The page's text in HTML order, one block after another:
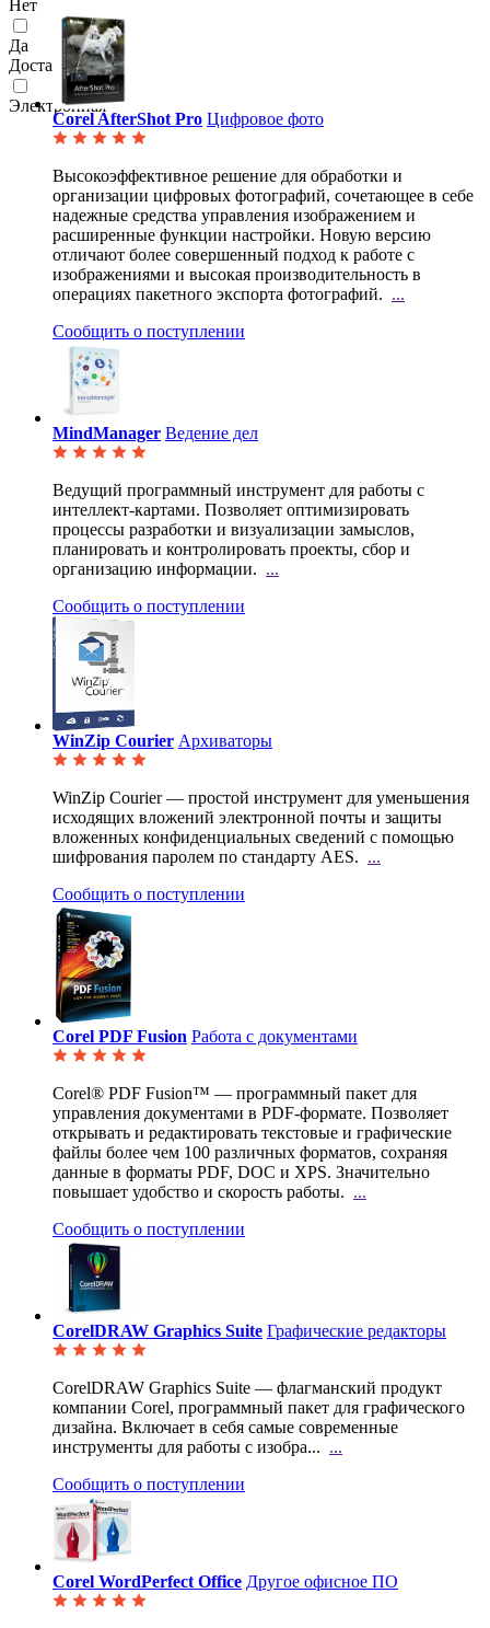
Нет
Да
Доставка
Электронная
Corel AfterShot Pro Цифровое фото
Высокоэффективное решение для обработки и
организации цифровых фотографий, сочетающее в себе
надежные средства управления изображением и
расширенные функции настройки. Новую версию
отличают более совершенный подход к работе с
изображениями и высокая производительность в
операциях пакетного экспорта фотографий. ...
Сообщить о поступлении
MindManager Ведение дел
Ведущий программный инструмент для работы с
интеллект-картами. Позволяет оптимизировать
процессы разработки и визуализации замыслов,
планировать и контролировать проекты, сбор и
организацию информации. ...
Сообщить о поступлении
WinZip Courier Архиваторы
WinZip Courier — простой инструмент для уменьшения
исходящих вложений электронной почты и защиты
вложенных конфиденциальных сведений с помощью
шифрования паролем по стандарту AES. ...
Сообщить о поступлении
Corel PDF Fusion Работа с документами
Corel® PDF Fusion™ — программный пакет для
управления документами в PDF-формате. Позволяет
открывать и редактировать текстовые и графические
файлы более чем 100 различных форматов, сохраняя
данные в форматы PDF, DOC и XPS. Значительно
повышает удобство и скорость работы. ...
Сообщить о поступлении
CorelDRAW Graphics Suite Графические редакторы
CorelDRAW Graphics Suite — флагманский продукт
компании Corel, программный пакет для графического
дизайна. Включает в себя самые современные
инструменты для работы с изобра... ...
Сообщить о поступлении
Corel WordPerfect Office Другое офисное ПО